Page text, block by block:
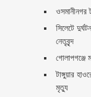
ওসমানীনগর
সিলেটে
নেতৃবৃন্দ
গোলাপগঞ্জে
টাঙ্গুয়ার
মৃত্যু